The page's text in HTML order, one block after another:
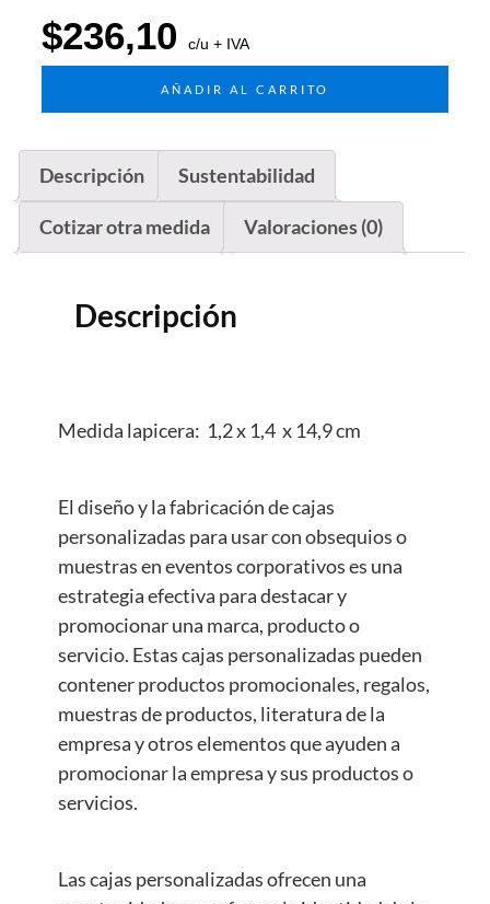
$236,10 c/u + IVA
AÑADIR AL CARRITO
Descripción Sustentabilidad
Cotizar otra medida Valoraciones (0)
Descripción
Medida lapicera: 1,2 x 1,4 x 14,9 cm
El diseño y la fabricación de cajas
personalizadas para usar con obsequios o
muestras en eventos corporativos es una
estrategia efectiva para destacar y
promocionar una marca, producto o
servicio. Estas cajas personalizadas pueden
contener productos promocionales, regalos,
muestras de productos, literatura de la
empresa y otros elementos que ayuden a
promocionar la empresa y sus productos o
servicios.
Las cajas personalizadas ofrecen una